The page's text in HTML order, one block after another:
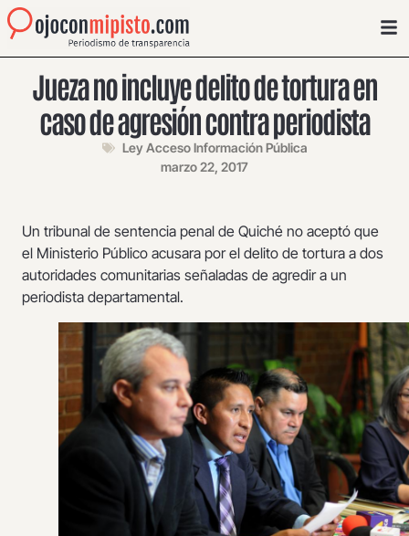
Jueza no incluye delito de tortura en
caso de agresión contra periodista
Ley Acceso Información Pública
marzo 22, 2017
Un tribunal de sentencia penal de Quiché no aceptó que
el Ministerio Público acusara por el delito de tortura a dos
autoridades comunitarias señaladas de agredir a un
periodista departamental.